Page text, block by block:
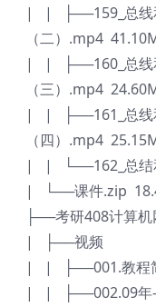
| | ├──159_总线
（二）.mp4
| | ├──160_总线
（三）.mp4
| | ├──161_总线
（四）.mp4
| | └──162_总结
| └──课件.zip
├──考研408计算
| ├──视频
| | ├──001.教程
| | ├──002.09年-